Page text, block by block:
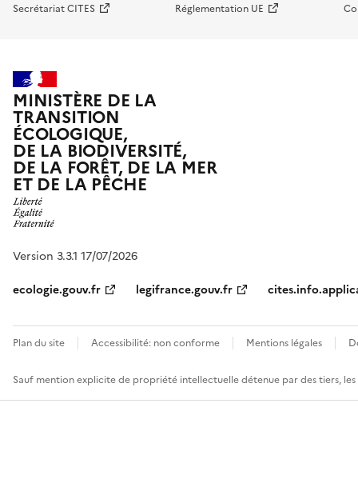
Secrétariat CITES Réglementation UE
MINISTÈRE DE LA
TRANSITION
ÉCOLOGIQUE,
DE LA BIODIVERSITÉ,
DE LA FORÊT, DE LA MER
ET DE LA PÊCHE
Version 3.3.1 17/07/2026
ecologie.gouv.fr
legifrance.gouv.fr
Plan du site Accessibilité: non conforme Mentions légales
Sauf mention explicite de propriété intellectuelle détenue par des tiers,